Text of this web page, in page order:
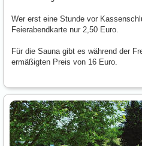
Wer erst eine Stunde vor
Feierabendkarte nur 2,50 Euro.
Für die Sauna gibt es während der
ermäßigten Preis von 16 Euro.